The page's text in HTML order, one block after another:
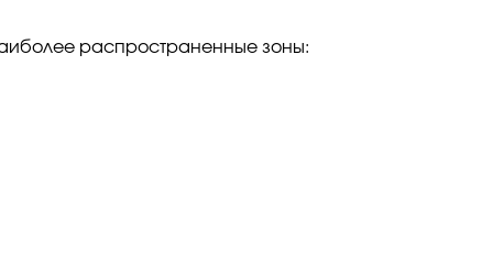
распространенные зоны: